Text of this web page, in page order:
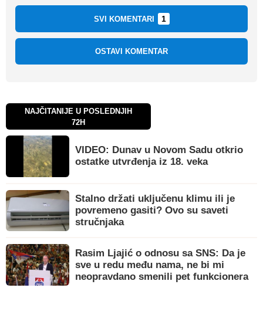
SVI KOMENTARI 1
OSTAVI KOMENTAR
NAJČITANIJE U POSLEDNJIH
72H
VIDEO: Dunav u Novom Sadu otkrio
ostatke utvrđenja iz 18. veka
Stalno držati uključenu klimu ili je
povremeno gasiti? Ovo su saveti
stručnjaka
Rasim Ljajić o odnosu sa SNS: Da je
sve u redu među nama, ne bi mi
neopravdano smenili pet funkcionera